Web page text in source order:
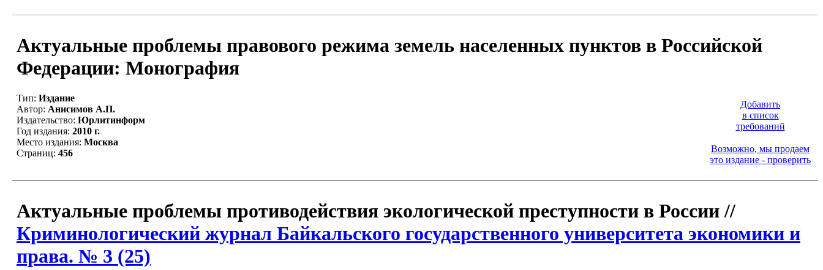
Актуальные проблемы правового режима земель населенных пунктов в Российской
Федерации: Монография
Добавить
в список
требований
Возможно, мы продаем
это издание - проверить
Тип: Издание
Автор: Анисимов А.П.
Издательство: Юрлитинформ
Год издания: 2010 г.
Место издания: Москва
Страниц: 456
Актуальные проблемы противодействия экологической преступности в России //
Криминологический журнал Байкальского государственного университета экономики и
права. № 3 (25)